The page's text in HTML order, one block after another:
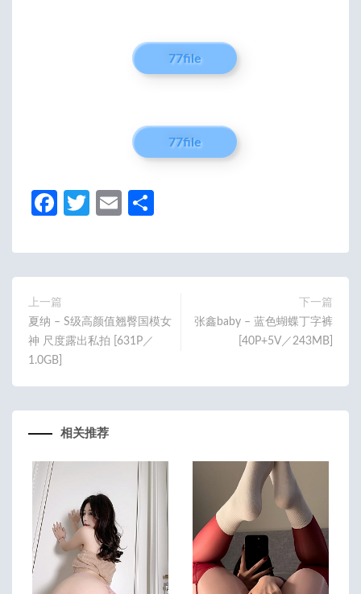
77file
77file
Fa
b
o
o
k
T
itt
er
E
ail
上一篇
夏纳 – S级高颜值翘臀国模女
神 尺度露出私拍 [631P／
1.0GB]
下一篇
张鑫baby – 蓝色蝴蝶丁字裤
[40P+5V／243MB]
相关推荐